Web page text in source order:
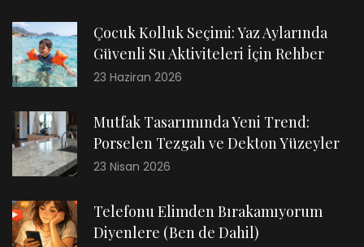
Çocuk Kolluk Seçimi: Yaz Aylarında
Güvenli Su Aktiviteleri İçin Rehber
23 Haziran 2026
Mutfak Tasarımında Yeni Trend:
Porselen Tezgah ve Dekton Yüzeyler
23 Nisan 2026
Telefonu Elimden Bırakamıyorum
Diyenlere (Ben de Dahil)